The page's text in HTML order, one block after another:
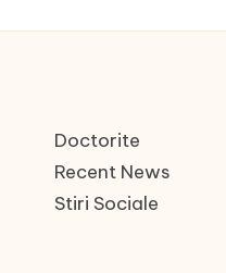
Doctorite
Recent News
Stiri Sociale